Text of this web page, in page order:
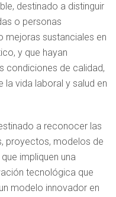
destinado a distinguir
o personas
mejoras sustanciales en
y que hayan
condiciones de calidad,
la vida laboral y salud en
a reconocer las
proyectos, modelos de
impliquen una
tecnológica que
modelo innovador en